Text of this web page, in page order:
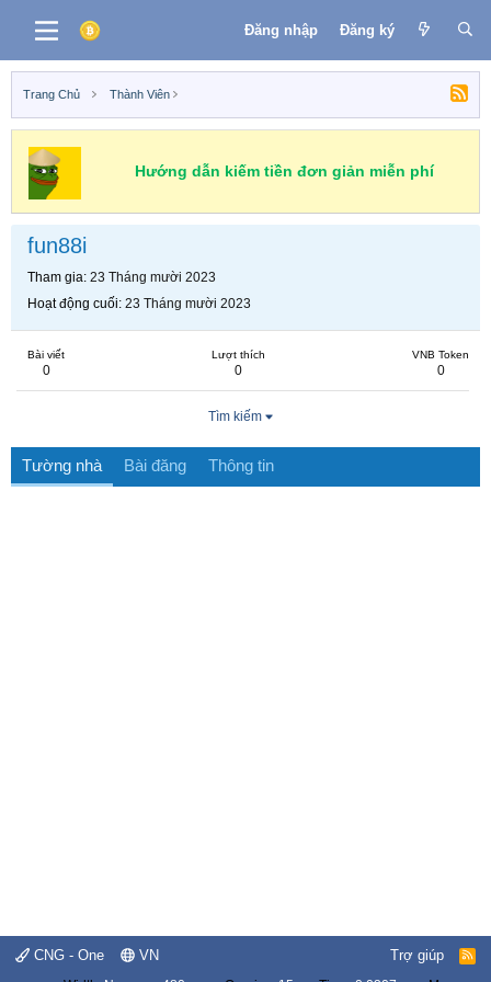
Đăng nhập Đăng ký
Trang Chủ Thành Viên
Hướng dẫn kiếm tiền đơn giản miễn phí
fun88i
Tham gia 23 Tháng mười 2023
Hoạt động cuối 23 Tháng mười 2023
Bài viết
0
Lượt thích
0
VNB Token
0
Tìm kiếm
Tường nhà Bài đăng Thông tin
CNG - One VN Trợ giúp
R